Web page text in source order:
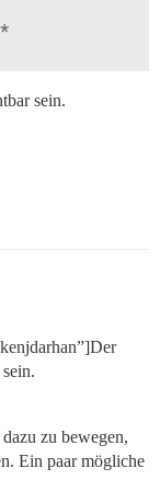
sein.
zu bewegen,
Ein paar mögliche